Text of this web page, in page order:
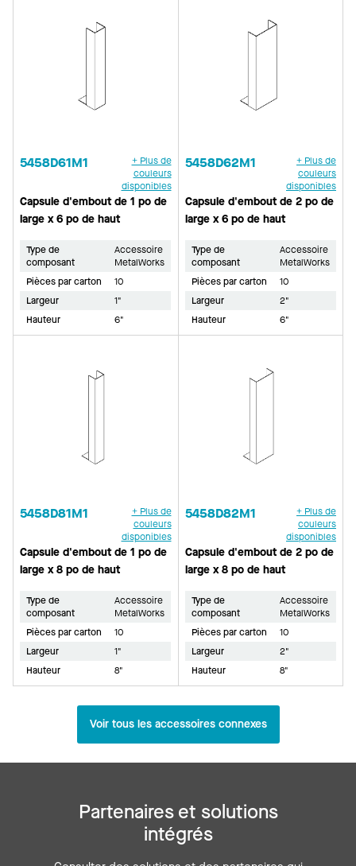
5458D61M1
+ Plus de
couleurs
disponibles
Capsule d'embout de 1 po de
large x 6 po de haut
Type de
composant
Accessoire
MetalWorks
Pièces par carton
10
Largeur
1"
Hauteur
6"
5458D62M1
+ Plus de
couleurs
disponibles
Capsule d'embout de 2 po de
large x 6 po de haut
Type de
composant
Accessoire
MetalWorks
Pièces par carton
10
Largeur
2"
Hauteur
6"
5458D81M1
+ Plus de
couleurs
disponibles
Capsule d'embout de 1 po de
large x 8 po de haut
Type de
composant
Accessoire
MetalWorks
Pièces par carton
10
Largeur
1"
Hauteur
8"
5458D82M1
+ Plus de
couleurs
disponibles
Capsule d'embout de 2 po de
large x 8 po de haut
Type de
composant
Accessoire
MetalWorks
Pièces par carton
10
Largeur
2"
Hauteur
8"
Voir tous les accessoires connexes
Partenaires et solutions
intégrés